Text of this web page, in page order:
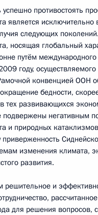
противостоять
является
следующих
носящая глобальный
путём международного
году, осуществляемого
конвенцией ООН
бедности,
тех развивающихся
подвержены негативным
и природных
приверженность
изменения климата,
развития.
и
для решения вопросов,